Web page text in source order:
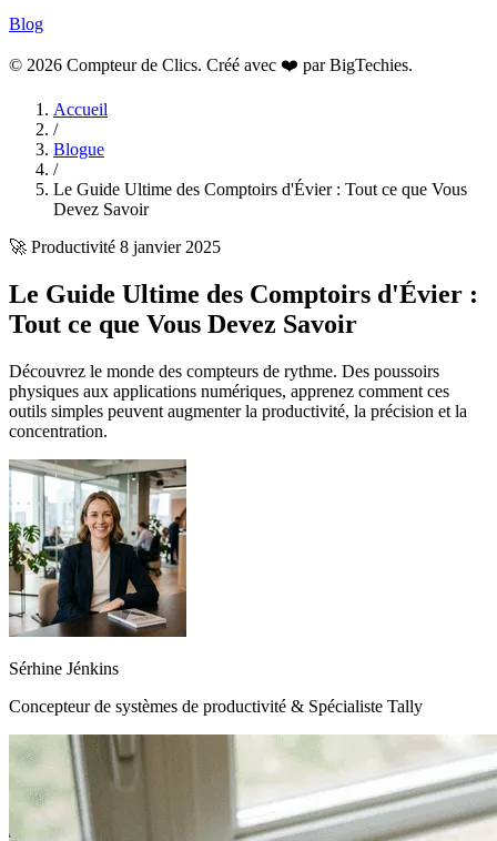
Blog
© 2026 Compteur de Clics. Créé avec ❤️ parBigTechies.
Accueil
/
Blogue
/
Le Guide Ultime des Comptoirs d'Évier : Tout ce que Vous
Devez Savoir
🚀 Productivité 8 janvier 2025
Le Guide Ultime des Comptoirs d'Évier :
Tout ce que Vous Devez Savoir
Découvrez le monde des compteurs de rythme. Des poussoirs
physiques aux applications numériques, apprenez comment ces
outils simples peuvent augmenter la productivité, la précision et la
concentration.
Sérhine Jénkins
Concepteur de systèmes de productivité & Spécialiste Tally